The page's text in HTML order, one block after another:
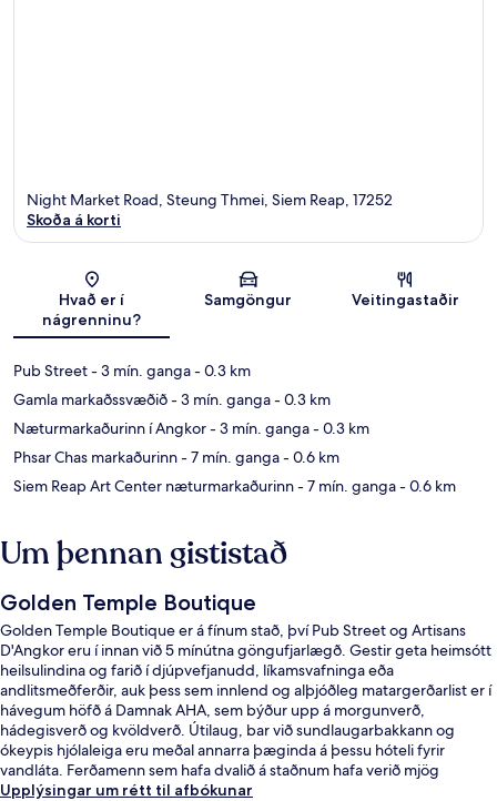
Kort
Night Market Road, Steung Thmei, Siem Reap, 17252
Skoða á korti
Hvað er í
nágrenninu?
Samgöngur Veitingastaðir
Pub Street- 3 mín. ganga- 0.3 km
Gamla markaðssvæðið- 3 mín. ganga- 0.3 km
Næturmarkaðurinn í Angkor- 3 mín. ganga- 0.3 km
Phsar Chas markaðurinn- 7 mín. ganga- 0.6 km
Siem Reap Art Center næturmarkaðurinn- 7 mín. ganga- 0.6 km
Um þennan gististað
Golden Temple Boutique
Golden Temple Boutique er á fínum stað, því Pub Street og Artisans
D'Angkor eru í innan við 5 mínútna göngufjarlægð. Gestir geta heimsótt
heilsulindina og farið í djúpvefjanudd, líkamsvafninga eða
andlitsmeðferðir, auk þess sem innlend og alþjóðleg matargerðarlist er í
hávegum höfð á Damnak AHA, sem býður upp á morgunverð,
hádegisverð og kvöldverð. Útilaug, bar við sundlaugarbakkann og
ókeypis hjólaleiga eru meðal annarra þæginda á þessu hóteli fyrir
vandláta. Ferðamenn sem hafa dvalið á staðnum hafa verið mjög
ánægðir en meðal þess sem þeir nefna sem sérstaka kosti eru
Upplýsingar um rétt til afbókunar